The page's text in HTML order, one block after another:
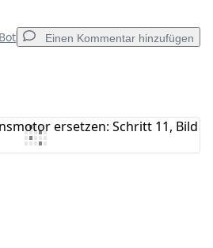
Einen Kommentar hinzufügen